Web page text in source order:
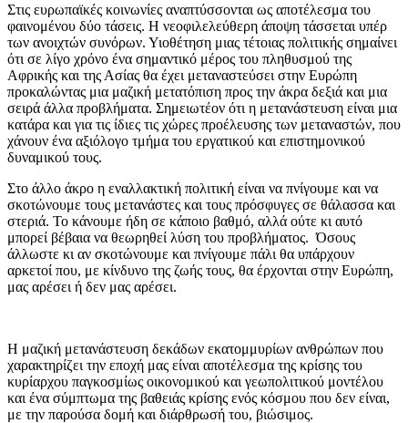
Στις ευρωπαϊκές κοινωνίες αναπτύσσονται ως αποτέλεσμα του
φαινομένου δύο τάσεις. Η νεοφιλελεύθερη άποψη τάσσεται υπέρ
των ανοιχτών συνόρων. Υιοθέτηση μιας τέτοιας πολιτικής σημαίνει
ότι σε λίγο χρόνο ένα σημαντικό μέρος του πληθυσμού της
Αφρικής και της Ασίας θα έχει μεταναστεύσει στην Ευρώπη
προκαλώντας μια μαζική μετατόπιση προς την άκρα δεξιά και μια
σειρά άλλα προβλήματα. Σημειωτέον ότι η μετανάστευση είναι μια
κατάρα και για τις ίδιες τις χώρες προέλευσης των μεταναστών, που
χάνουν ένα αξιόλογο τμήμα του εργατικού και επιστημονικού
δυναμικού τους.
Στο άλλο άκρο η εναλλακτική πολιτική είναι να πνίγουμε και να
σκοτώνουμε τους μετανάστες και τους πρόσφυγες σε θάλασσα και
στεριά. Το κάνουμε ήδη σε κάποιο βαθμό, αλλά ούτε κι αυτό
μπορεί βέβαια να θεωρηθεί λύση του προβλήματος. Όσους
άλλωστε κι αν σκοτώνουμε και πνίγουμε πάλι θα υπάρχουν
αρκετοί που, με κίνδυνο της ζωής τους, θα έρχονται στην Ευρώπη,
μας αρέσει ή δεν μας αρέσει.
Η μαζική μετανάστευση δεκάδων εκατομμυρίων ανθρώπων που
χαρακτηρίζει την εποχή μας είναι αποτέλεσμα της κρίσης του
κυρίαρχου παγκοσμίως οικονομικού και γεωπολιτικού μοντέλου
και ένα σύμπτωμα της βαθειάς κρίσης ενός κόσμου που δεν είναι,
με την παρούσα δομή και διάρθρωσή του, βιώσιμος.